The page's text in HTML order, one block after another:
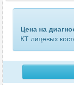
Цена на
КТ лицевых